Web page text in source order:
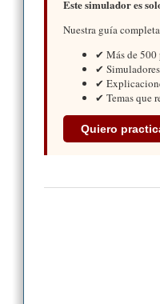
Este simulador es
Nuestra guía
✔ Más de 500
✔
✔
✔ Temas que
Quiero